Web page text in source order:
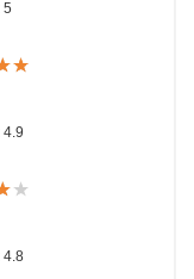
5
4.9
4.8